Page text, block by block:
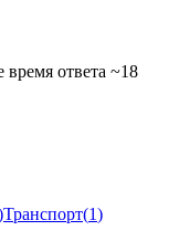
время ответа ~18
Транспорт(1)